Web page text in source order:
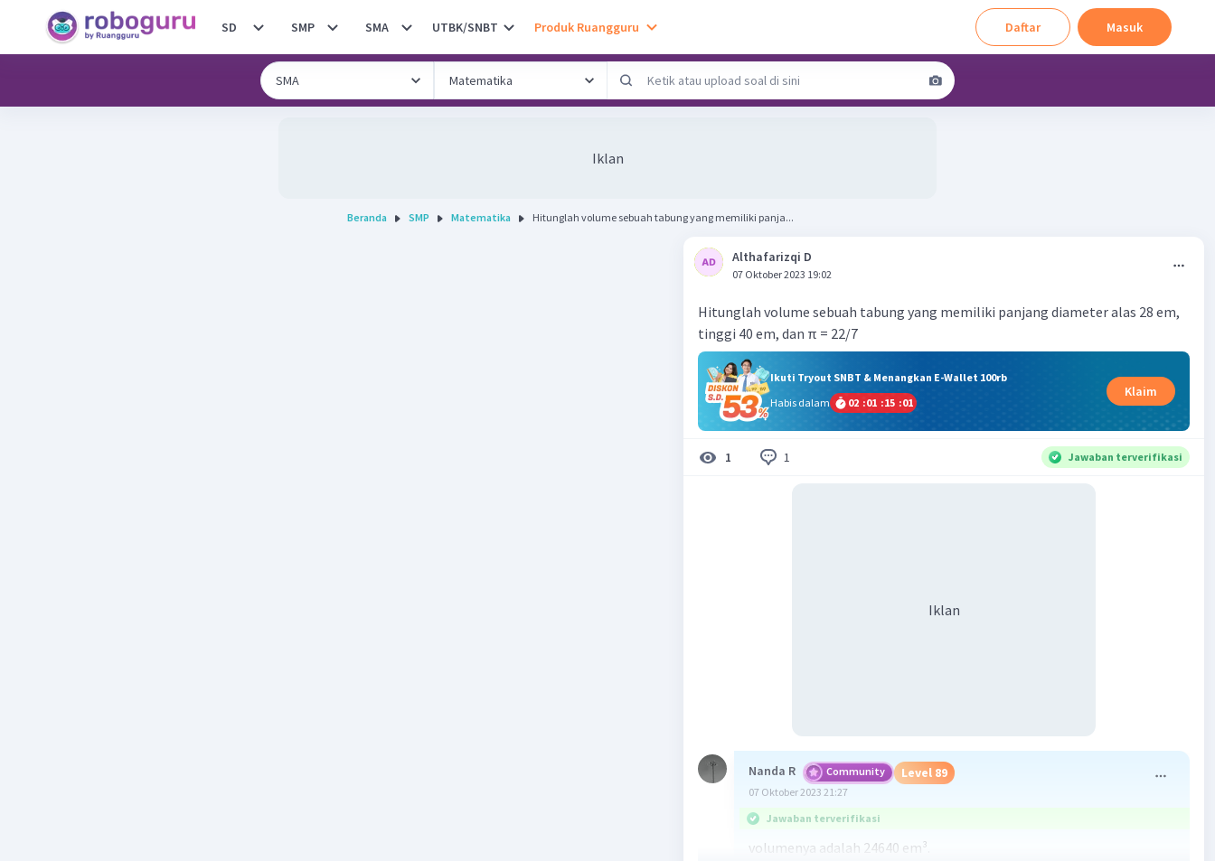
SD SMP SMA UTBK/SNBT Produk Ruangguru Daftar Masuk
Iklan
Beranda SMP Matematika Hitunglah volume sebuah tabung yang memiliki panja...
Althafarizqi D
07 Oktober 2023 19:02
Hitunglah volume sebuah tabung yang memiliki panjang diameter alas 28 em,
tinggi 40 em, dan π = 22/7
Ikuti Tryout SNBT & Menangkan E-Wallet 100rb
Habis dalam
02 :01 :15 :00
Klaim
1 1 Jawaban terverifikasi
Iklan
Nanda R Community Level 89
07 Oktober 2023 21:27
Jawaban terverifikasi
volumenya adalah 24640 em³.